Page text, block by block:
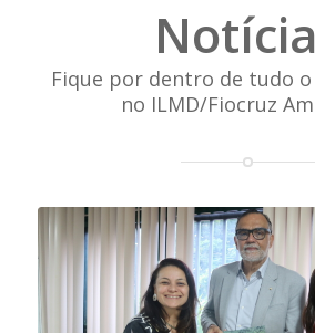
Fique por dentro de tudo
no ILMD/Fiocruz